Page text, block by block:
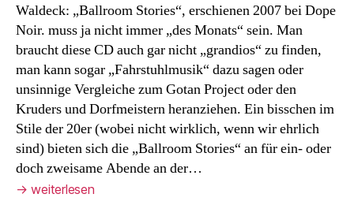
Waldeck: „Ballroom Stories“, erschienen 2007 bei Dope
Noir. muss ja nicht immer „des Monats“ sein. Man
braucht diese CD auch gar nicht „grandios“ zu finden,
man kann sogar „Fahrstuhlmusik“ dazu sagen oder
unsinnige Vergleiche zum Gotan Project oder den
Kruders und Dorfmeistern heranziehen. Ein bisschen im
Stile der 20er (wobei nicht wirklich, wenn wir ehrlich
sind) bieten sich die „Ballroom Stories“ an für ein- oder
doch zweisame Abende an der…
→ weiterlesen